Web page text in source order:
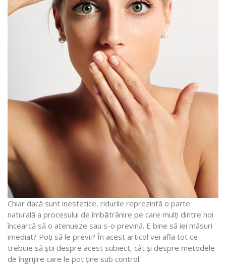
Chiar dacă sunt inestetice, ridurile reprezintă o parte
naturală a procesului de îmbătrânire pe care mulți dintre noi
încearcă să o atenueze sau s-o prevină. E bine să iei măsuri
imediat? Poți să le previi? În acest articol vei afla tot ce
trebuie să știi despre acest subiect, cât și despre metodele
de îngrijire care le pot ține sub control.